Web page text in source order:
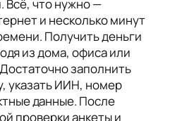
Всё, что нужно —
и несколько минут
Получить деньги
из дома, офиса или
заполнить
указать ИИН, номер
данные. После
проверки анкеты и